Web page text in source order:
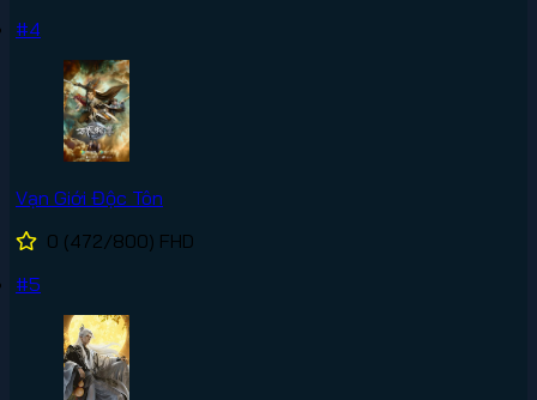
#4
Vạn Giới Độc Tôn
0 (472/800) FHD
#5